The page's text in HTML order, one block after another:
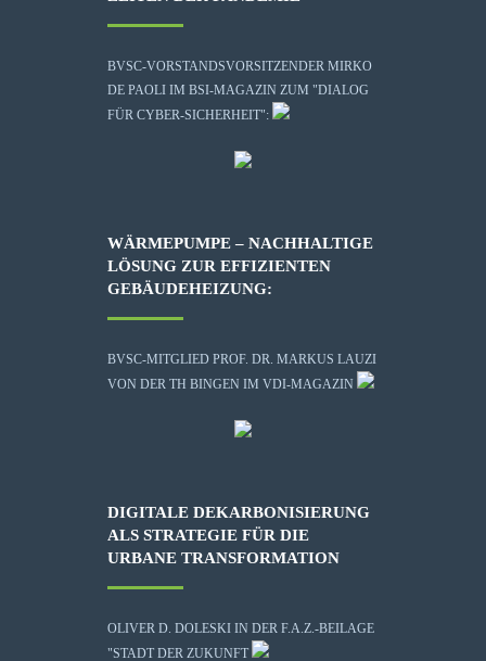
BVSC-VORSTANDSVORSITZENDER MIRKO
DE PAOLI IM BSI-MAGAZIN ZUM "DIALOG
FÜR CYBER-SICHERHEIT":
WÄRMEPUMPE – NACHHALTIGE
LÖSUNG ZUR EFFIZIENTEN
GEBÄUDEHEIZUNG:
BVSC-MITGLIED PROF. DR. MARKUS LAUZI
VON DER TH BINGEN IM VDI-MAGAZIN
DIGITALE DEKARBONISIERUNG
ALS STRATEGIE FÜR DIE
URBANE TRANSFORMATION
OLIVER D. DOLESKI IN DER F.A.Z.-BEILAGE
"STADT DER ZUKUNFT